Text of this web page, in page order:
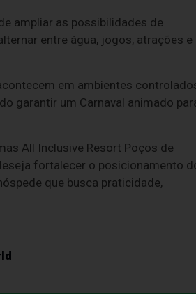
ampliar as possibilidades de
entre água, jogos, atrações e
em ambientes
garantir um Carnaval animado
All Inclusive Resort Poços de
fortalecer o posicionamento
que busca praticidade,